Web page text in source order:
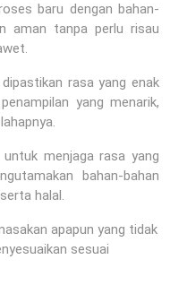
baru dengan bahan-
aman tanpa perlu risau
rasa yang enak
yang menarik,
menjaga rasa yang
bahan-bahan
halal.
apapun yang tidak
sesuai